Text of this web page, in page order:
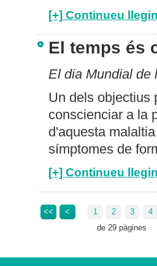
[+] Continueu
El temps és
El dia Mundial de
Un dels objectius
conscienciar a la
d'aquesta
símptomes de
[+] Continueu
<< < 1 2 3
4
de 29 pàgines